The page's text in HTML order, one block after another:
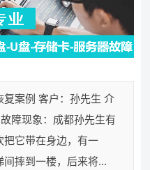
案例 客户：孙先生 介
障现象：成都孙先生有
把它带在身边，有一
摔到一楼，后来将...